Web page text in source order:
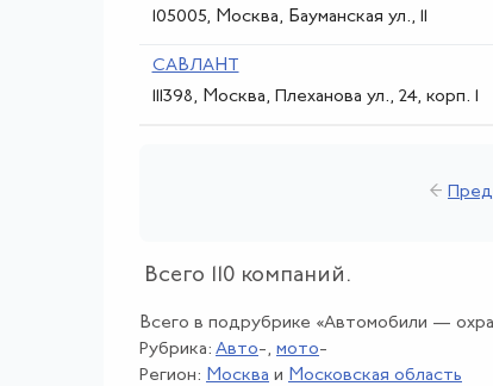
105005, Москва, Бауманская ул., 11
САВЛАНТ
111398, Москва, Плеханова ул., 24, корп. 1
←
Всего 110 компаний.
Всего в подрубрике «Автомобили —
Рубрика: Авто-, мото-
Регион: Москва и Московская область